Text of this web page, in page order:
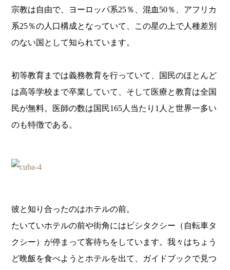
宗教は自由で、ヨーロッパ系25％、混血50％、アフリカ
系25％の人口構成となっていて、この星の上で人種差別
のない国として知られています。
初等教育までは義務教育を行っていて、国民のほとんど
は高等学校まで卒業していて、そして医療と教育は全国
民が無料。医師の数は国民165人当たり1人と世界一多い
のも特徴である。
彼と知り合ったのはホテルの前。
たいていホテルの前や街角にはビシタクシー（自転車タ
クシー）が停まって客待ちをしています。我々はちょう
ど晩飯を食べようとホテルを出て、ガイドブックで見つ